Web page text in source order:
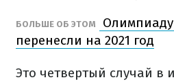
БОЛЬШЕ ОБ ЭТОМ
перенесли на 2021 год
Это четвертый случай в